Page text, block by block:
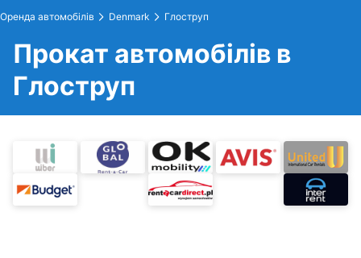
Оренда автомобілів Denmark Глоструп
Прокат автомобілів в
Глоструп